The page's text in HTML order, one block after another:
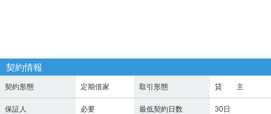
契約情報
契約形態 定期借家 取引形態 貸 主
保証人 必要 最低契約日数 30日